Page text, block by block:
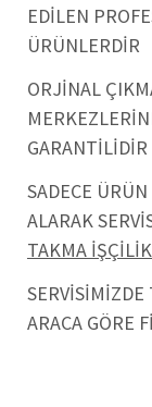
EDİLEN
ÜRÜNLERDİR
ORJİNAL
GARANTİLİDİR
SADECE
ALARAK
TAKMA
ARACA GÖRE